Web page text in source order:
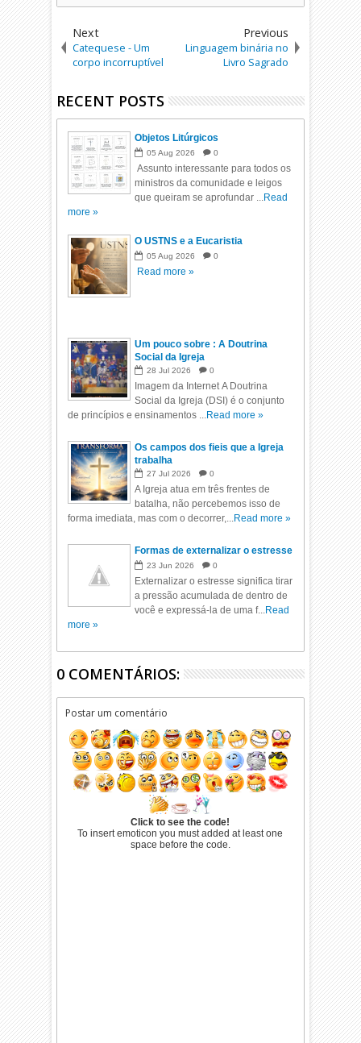
Next
Catequese - Um
corpo incorruptível
Previous
Linguagem binária no
Livro Sagrado
RECENT POSTS
Objetos Litúrgicos
05 Aug 2026 0
Assunto interessante para todos os
ministros da comunidade e leigos
que queiram se aprofundar ...Read
more »
O USTNS e a Eucaristia
05 Aug 2026 0
Read more »
Um pouco sobre : A Doutrina
Social da Igreja
28 Jul 2026 0
Imagem da Internet A Doutrina
Social da Igreja (DSI) é o conjunto
de princípios e ensinamentos ...Read more »
Os campos dos fieis que a Igreja
trabalha
27 Jul 2026 0
A Igreja atua em três frentes de
batalha, não percebemos isso de
forma imediata, mas com o decorrer,...Read more »
Formas de externalizar o estresse
23 Jun 2026 0
Externalizar o estresse significa tirar
a pressão acumulada de dentro de
você e expressá-la de uma f...Read
more »
0 COMENTÁRIOS:
Postar um comentário
Click to see the code!
To insert emoticon you must added at least one
space before the code.